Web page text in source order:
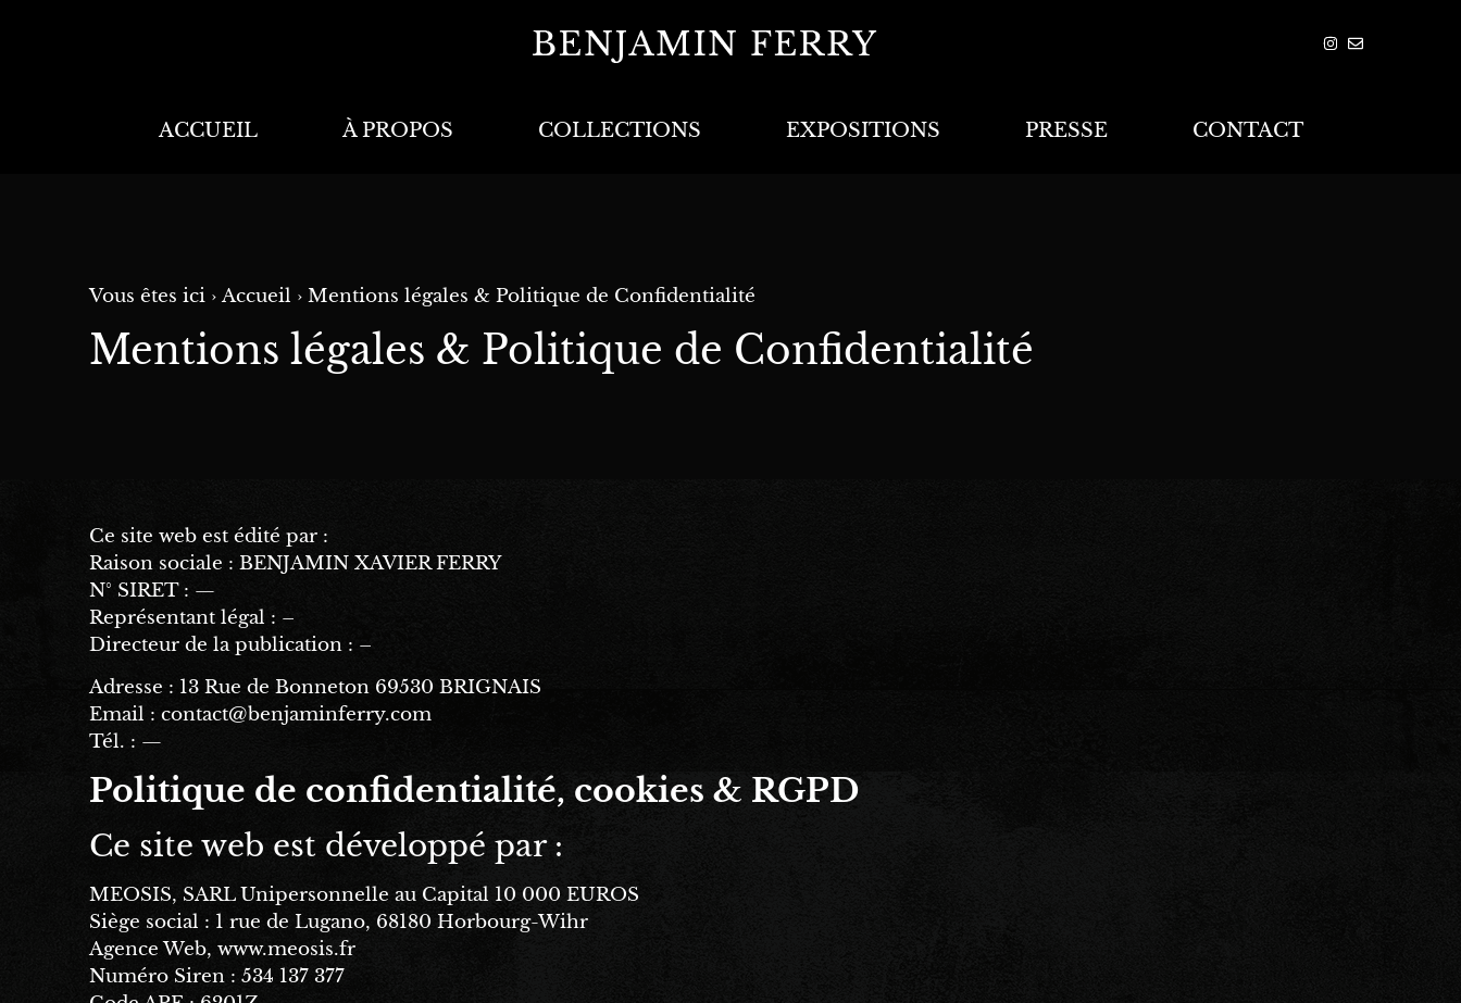
ACCUEIL À PROPOS COLLECTIONS EXPOSITIONS PRESSE CONTACT
Vous êtes ici › Accueil › Mentions légales & Politique de Confidentialité
Mentions légales & Politique de Confidentialité
Ce site web est édité par :
Raison sociale : BENJAMIN XAVIER FERRY
N° SIRET : —
Représentant légal : –
Directeur de la publication : –
Adresse : 13 Rue de Bonneton 69530 BRIGNAIS
Email : contact@benjaminferry.com
Tél. : —
Politique de confidentialité, cookies & RGPD
Ce site web est développé par :
MEOSIS, SARL Unipersonnelle au Capital 10 000 EUROS
Siège social : 1 rue de Lugano, 68180 Horbourg-Wihr
Agence Web, www.meosis.fr
Numéro Siren : 534 137 377